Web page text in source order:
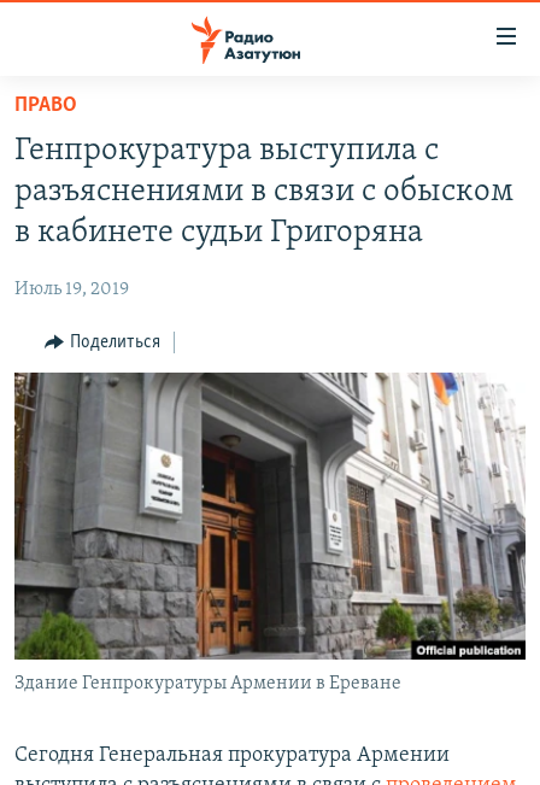
Перейти
основному
содержанию
Перейти
основной
Перейти
поиску
НОВОСТИ
ПОЛИТИКА
ЭКОНОМИКА
РЕГИОН
НАГОРНЫЙ КАРАБАХ
КУЛЬТУРА
СПОРТ
АРХИВ
Հայերեն
English
Русский
ПРАВО
Генпрокуратура выступила с
разъяснениями в связи с обыском
в кабинете судьи Григоряна
Июль 19, 2019
Поделиться
Здание Генпрокуратуры Армении в Ереване
Сегодня Генеральная прокуратура Армении